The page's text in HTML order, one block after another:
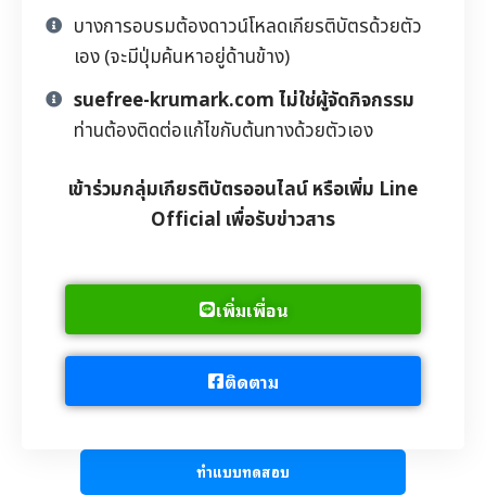
บางการอบรมต้องดาวน์โหลดเกียรติบัตรด้วยตัว
เอง (จะมีปุ่มค้นหาอยู่ด้านข้าง)
suefree-krumark.com ไม่ใช่ผู้จัดกิจกรรม
ท่านต้องติดต่อแก้ไขกับต้นทางด้วยตัวเอง
เข้าร่วมกลุ่มเกียรติบัตรออนไลน์ หรือเพิ่ม Line
Official เพื่อรับข่าวสาร
เพิ่มเพื่อน
ติดตาม
ทำแบบทดสอบ